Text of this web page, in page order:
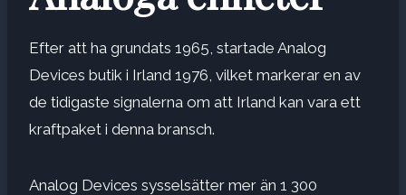
Efter att ha grundats 1965, startade Analog
Devices butik i Irland 1976, vilket markerar en av
de tidigaste signalerna om att Irland kan vara ett
kraftpaket i denna bransch.
Analog Devices sysselsätter mer än 1 300